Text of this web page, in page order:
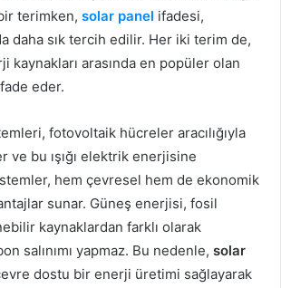
terimken, solar panel ifadesi,
daha sık tercih edilir. Her iki terim de,
kaynakları arasında en popüler olan
eder.
fotovoltaik hücreler aracılığıyla
ve bu ışığı elektrik enerjisine
hem çevresel hem de ekonomik
sunar. Güneş enerjisi, fosil
kaynaklardan farklı olarak
salınımı yapmaz. Bu nedenle, solar
dostu bir enerji üretimi sağlayarak